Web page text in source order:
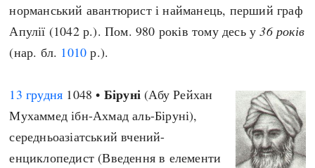
норманський авантюрист і найманець, перший граф
Апулії (1042 р.). Пом. 980 років тому десь у36 років
(нар. бл. 1010 р.).
13 грудня 1048 • Біруні (Абу Рейхан
Мухаммед ібн-Ахмад аль-Біруні),
середньоазіатський вчений-
енциклопедист (Введення в елементи